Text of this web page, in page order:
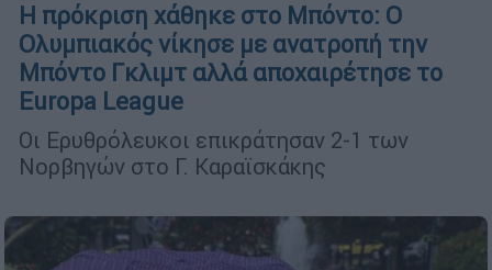
Η πρόκριση χάθηκε στο Μπόντο: Ο
Ολυμπιακός νίκησε με ανατροπή την
Μπόντο Γκλιμτ αλλά αποχαιρέτησε το
Europa League
Οι Ερυθρόλευκοι επικράτησαν 2-1 των
Νορβηγών στο Γ. Καραϊσκάκης